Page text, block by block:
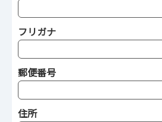
フリガナ
郵便番号
住所